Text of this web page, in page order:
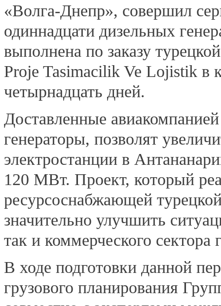
«Волга-Днепр», совершил
одиннадцати дизельных
выполнена по заказу
Proje Tasimacilik Ve Lojistik в
четырнадцать дней.
Доставленные
генераторы, позволят
электростанции в
120 МВт. Проект, который
ресурсоснабжающей
значительно улучшить
так и коммерческого сектора
В ходе подготовки данной
грузового планирования